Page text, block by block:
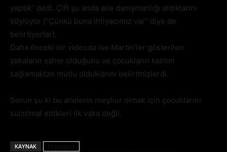
yaptık” dedi. Çift şu anda aile danışmanlığı aldıklarını
söylüyor (“Çünkü buna ihtiyacımız var” diye de
belirtiyorlar).
Daha önceki bir videoda ise Martin’ler gösterilen
şakaların sahte olduğunu ve çocukların katılım
sağlamaktan mutlu olduklarını belirtmişlerdi.
Sorun şu ki bu ailelerin meşhur olmak için çocuklarını
suistimal ettikleri ilk vaka değil.
KAYNAK